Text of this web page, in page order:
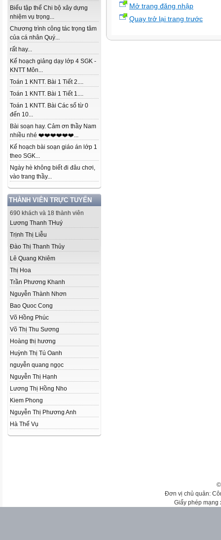
Biểu tập thể Chi bộ xây dựng
nhiệm vụ trọng...
Chương trình công tác trọng tâm
của cá nhân Quý...
rất hay...
Kế hoạch giảng dạy lớp 4 SGK -
KNTT Môn...
Toán 1 KNTT. Bài 1 Tiết 2....
Toán 1 KNTT. Bài 1 Tiết 1....
Toán 1 KNTT. Bài Các số từ 0
đến 10...
Bài soạn hay. Cảm ơn thầy Nam
nhiều nhé ❤️❤️❤️❤️❤️❤️...
Kế hoạch bài soạn giáo án lớp 1
theo SGK...
Ngày hè không biết đi đâu chơi,
vào trang thầy...
THÀNH VIÊN TRỰC TUYẾN
690 khách và 18 thành viên
Lương Thanh THuý
Trịnh Thị Liễu
Đào Thị Thanh Thủy
Lê Quang Khiêm
Thị Hoa
Trần Phương Khanh
Nguyễn Thành Nhơn
Bao Quoc Cong
Võ Hồng Phúc
Võ Thị Thu Sương
Hoàng thị hương
Huỳnh Thị Tú Oanh
nguyễn quang ngọc
Nguyễn Thị Hạnh
Lương Thị Hồng Nho
Kiem Phong
Nguyễn Thị Phương Anh
Hà Thế Vụ
Mở trang đăng nhập
Quay trở lại trang trước
Đơn vị chủ quản:
Giấy phép mạng